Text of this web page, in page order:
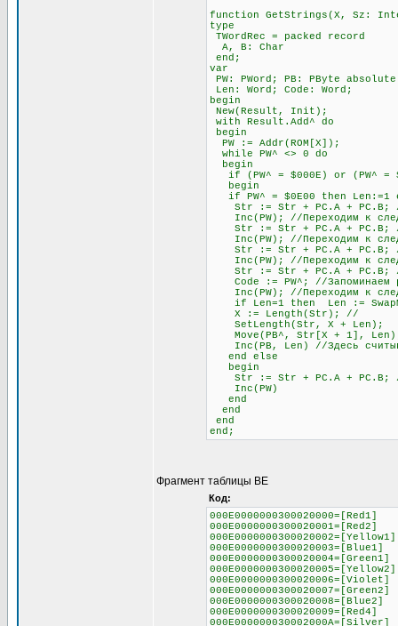
function GetStrings(X, Sz:
type
TWordRec = packed record
A, B: Char
end;
var
PW: PWord; PB: PByte
Len: Word; Code: Word;
begin
New(Result, Init);
with Result.Add^ do
begin
PW := Addr(ROM[X]);
while PW^ <> 0 do
begin
if (PW^ = $000E) or (PW^ =
begin
if PW^ = $0E00 then Len:=1
Str := Str + PC.A + PC.B; //
Inc(PW); //Переходим к
Str := Str + PC.A + PC.B; //
Inc(PW); //Переходим к
Str := Str + PC.A + PC.B; //
Inc(PW); //Переходим к
Str := Str + PC.A + PC.B; //
Code := PW^; //Запоминаем
Inc(PW); //Переходим к
if Len=1 then Len :=
X := Length(Str); //
SetLength(Str, X +
Move(PB^, Str[X + 1],
Inc(PB, Len) //Здесь
end else
begin
Str := Str + PC.A + PC.B; //
Inc(PW)
end
end
end
end;
Фрагмент таблицы BE
Код:
000E0000000300020000=[Red1]
000E0000000300020001=[Red2]
000E0000000300020002=[Yellow1]
000E0000000300020003=[Blue1]
000E0000000300020004=[Green1]
000E0000000300020005=[Yellow2]
000E0000000300020006=[Violet]
000E0000000300020007=[Green2]
000E0000000300020008=[Blue2]
000E0000000300020009=[Red4]
000E000000030002000A=[Silver]